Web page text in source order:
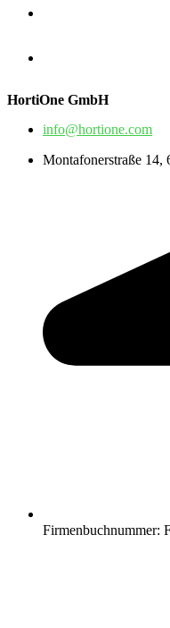
HortiOne GmbH
info@hortione.com
Montafonerstraße 14,
Firmenbuchnummer: